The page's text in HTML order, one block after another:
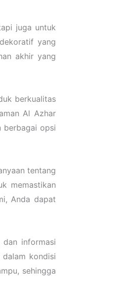
juga untuk
yang
akhir yang
berkualitas
Al Azhar
berbagai opsi
tentang
memastikan
Anda dapat
informasi
kondisi
sehingga